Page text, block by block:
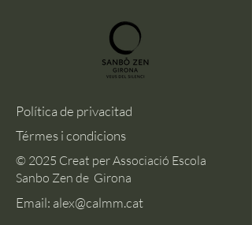
Política de privacitad
Térmes i condicions
© 2025 Creat per Associació Escola
Sanbo Zen de Girona
Email: alex@calmm.cat